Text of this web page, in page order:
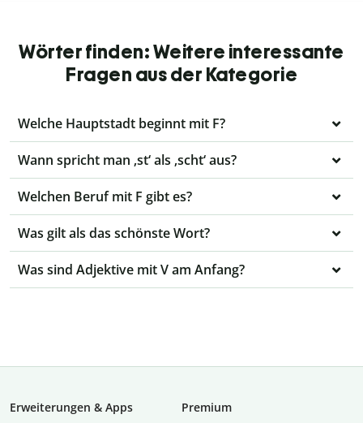
Wörter finden: Weitere interessante
Fragen aus der Kategorie
Welche Hauptstadt beginnt mit F?
Wann spricht man ‚st‘ als ‚scht‘ aus?
Welchen Beruf mit F gibt es?
Was gilt als das schönste Wort?
Was sind Adjektive mit V am Anfang?
Erweiterungen & Apps
Premium